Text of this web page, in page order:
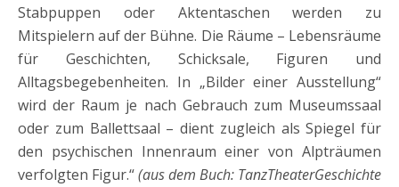
Stabpuppen oder Aktentaschen werden zu
Mitspielern auf der Bühne. Die Räume – Lebensräume
für Geschichten, Schicksale, Figuren und
Alltagsbegebenheiten. In „Bilder einer Ausstellung“
wird der Raum je nach Gebrauch zum Museumssaal
oder zum Ballettsaal – dient zugleich als Spiegel für
den psychischen Innenraum einer von Alpträumen
verfolgten Figur.“(aus dem Buch: TanzTheaterGeschichte